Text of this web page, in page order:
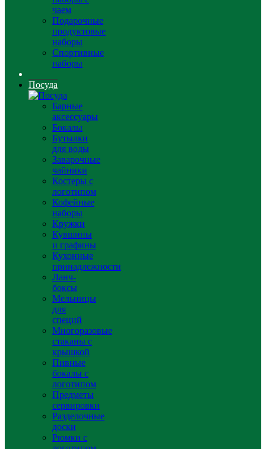
чаем
Подарочные
продуктовые
наборы
Спортивные
наборы
Посуда
Барные
аксессуары
Бокалы
Бутылки
для воды
Заварочные
чайники
Костеры с
логотипом
Кофейные
наборы
Кружки
Кувшины
и графины
Кухонные
принадлежности
Ланч-
боксы
Мельницы
для
специй
Многоразовые
стаканы с
крышкой
Пивные
бокалы с
логотипом
Предметы
сервировки
Разделочные
доски
Рюмки с